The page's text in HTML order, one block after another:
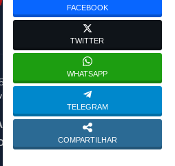
Todos os diretos reservados.
Soluctions
DO POVO
EQUIPE
TERMOS DE USO CONTATO
FACEBOOK
TWITTER
WHATSAPP
TELEGRAM
COMPARTILHAR